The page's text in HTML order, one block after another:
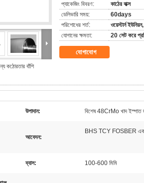
কঠোরতার বাঁশি
প্যাকেজিং বিবরণ:
কাঠের বাক্স
ডেলিভারি সময়:
60days
পরিশোধের শর্ত:
ওয়েস্টার্ন
যোগানের ক্ষমতা:
20 সেট করে
যোগাযোগ
উপাদান: বিশেষ 48CrMo খাদ ইস্পাত
আবেদন:
BHS TCY FOSBER
ব্যাস: 100-600 মিমি